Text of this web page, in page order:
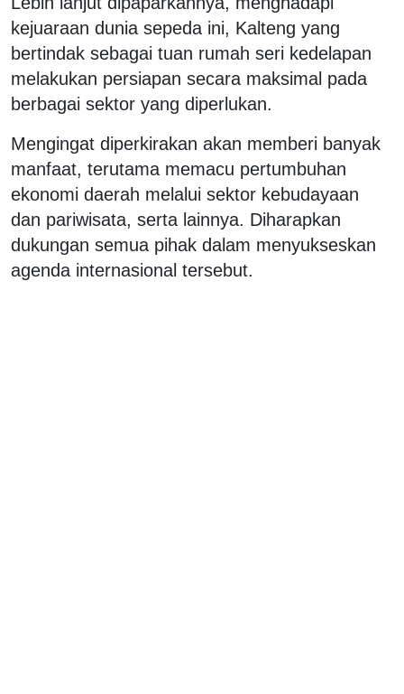
kejuaraan dunia sepeda ini, Kalteng yang
bertindak sebagai tuan rumah seri kedelapan
melakukan persiapan secara maksimal pada
berbagai sektor yang diperlukan.
Mengingat diperkirakan akan memberi banyak
manfaat, terutama memacu pertumbuhan
ekonomi daerah melalui sektor kebudayaan
dan pariwisata, serta lainnya. Diharapkan
dukungan semua pihak dalam menyukseskan
agenda internasional tersebut.